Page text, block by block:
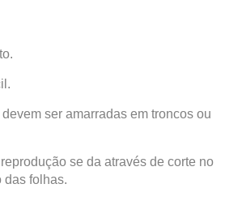
ser amarradas em troncos ou
se da através de corte no
das folhas.